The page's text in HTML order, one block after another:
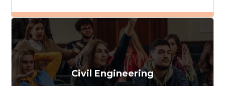
Ghi danh
Tham vấn Interlink
Civil Engineering